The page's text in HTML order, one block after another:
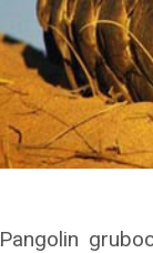
Pangolin